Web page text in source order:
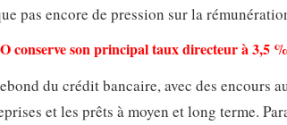
pas encore de pression sur la
conserve son principal taux directeur à 3,5 %
du crédit bancaire, avec des encours
et les prêts à moyen et long terme.